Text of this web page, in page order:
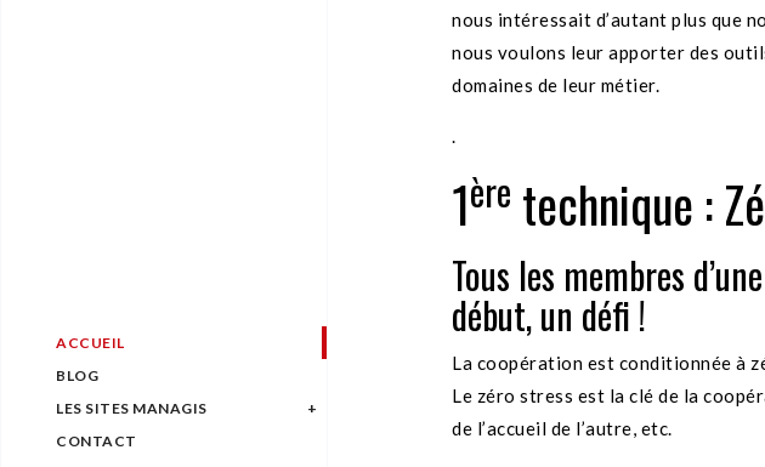
ACCUEIL
BLOG
LES SITES MANAGIS
CONTACT
nous intéressait d’autant plus que
nous voulons leur apporter des
domaines de leur métier.
.
1ère technique :
Tous les membres
début, un défi !
La coopération est conditionnée à
Le zéro stress est la clé de la
de l’accueil de l’autre, etc.